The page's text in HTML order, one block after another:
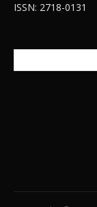
ISSN: 2718-0131